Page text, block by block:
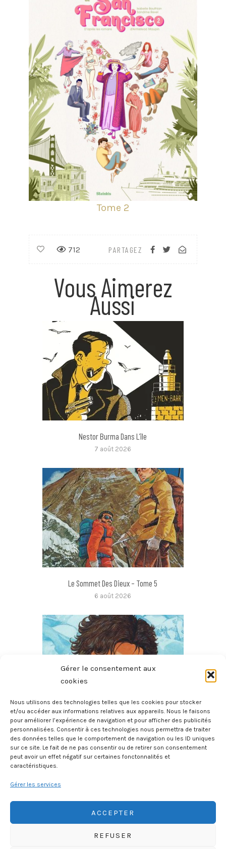
Gérer le consentement aux
cookies
Nous utilisons des technologies telles que les cookies pour stocker
et/ou accéder aux informations relatives aux appareils. Nous le faisons
pour améliorer l’expérience de navigation et pour afficher des publicités
personnalisées. Consentir à ces technologies nous permettra de traiter
des données telles que le comportement de navigation ou les ID uniques
sur ce site. Le fait de ne pas consentir ou de retirer son consentement
peut avoir un effet négatif sur certaines fonctonnalités et
caractéristiques.
Gérer les services
ACCEPTER
REFUSER
Tome 2
PARTAGEZ
712
Vous Aimerez
Aussi
Nestor Burma Dans L’île
7 août 2026
Le Sommet Des Dieux – Tome 5
6 août 2026
Le Sommet Des Dieux – Tome 4
6 août 2026